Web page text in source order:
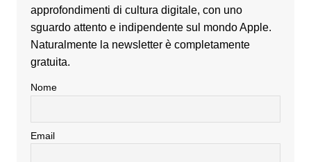
approfondimenti di cultura digitale, con uno
sguardo attento e indipendente sul mondo Apple.
Naturalmente la newsletter è completamente
gratuita.
Nome
Email